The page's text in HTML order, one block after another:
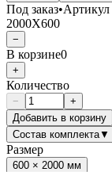
Под заказ•Артикул
2000X600
−
В корзине0
+
Количество
−
+
Добавить в корзину
Состав комплекта▼
Размер
600 × 2000 мм